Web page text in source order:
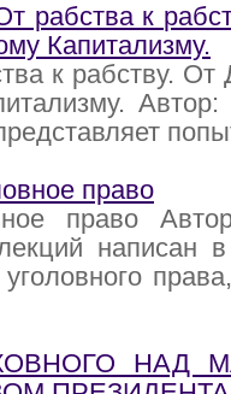
рабства к
Капитализму.
к рабству. От
право
право
написан в
НАД